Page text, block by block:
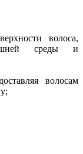
волоса,
среды и
волосам